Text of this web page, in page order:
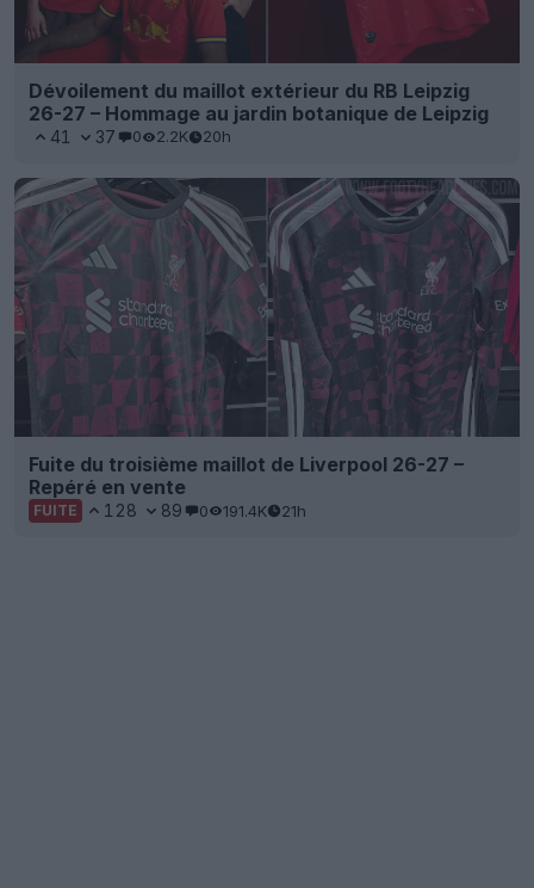
Dévoilement du maillot extérieur du RB Leipzig
26-27 – Hommage au jardin botanique de Leipzig
41 37 0 2.2K 20h
Fuite du troisième maillot de Liverpool 26-27 –
Repéré en vente
FUITE 128 89 0 191.4K 21h